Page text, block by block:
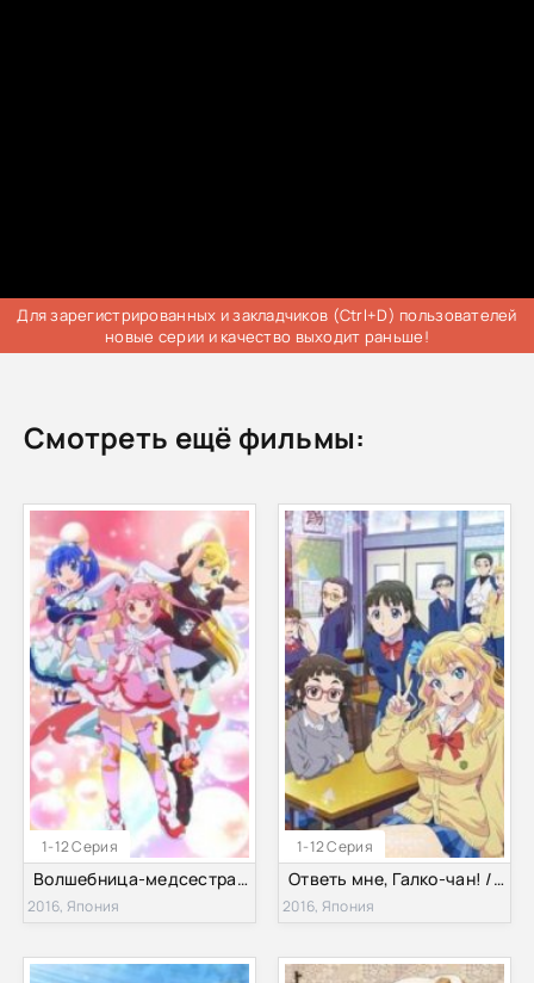
Для зарегистрированных и закладчиков (Ctrl+D) пользователей
новые серии и качество выходит раньше!
Смотреть ещё фильмы:
1-12 Серия
Волшебница-медсестра Комуги-тян R / Волшебница-медсестра Комуги-тян Эр (2016)
2016, Япония
1-12 Серия
Ответь мне, Галко-чан! / Скажи мне! Галко-тян (2016)
2016, Япония